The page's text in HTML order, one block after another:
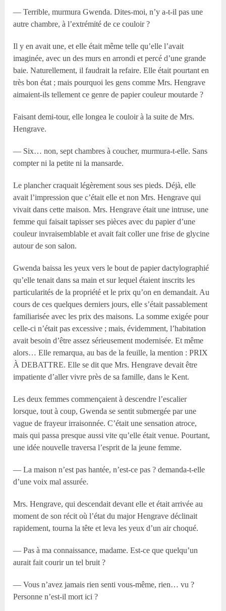
— Terrible, murmura Gwenda. Dites-moi, n’y a-t-il pas une
autre chambre, à l’extrémité de ce couloir ?
Il y en avait une, et elle était même telle qu’elle l’avait
imaginée, avec un des murs en arrondi et percé d’une grande
baie. Naturellement, il faudrait la refaire. Elle était pourtant en
très bon état ; mais pourquoi les gens comme Mrs. Hengrave
aimaient-ils tellement ce genre de papier couleur moutarde ?
Faisant demi-tour, elle longea le couloir à la suite de Mrs.
Hengrave.
— Six… non, sept chambres à coucher, murmura-t-elle. Sans
compter ni la petite ni la mansarde.
Le plancher craquait légèrement sous ses pieds. Déjà, elle
avait l’impression que c’était elle et non Mrs. Hengrave qui
vivait dans cette maison. Mrs. Hengrave était une intruse, une
femme qui faisait tapisser ses pièces avec du papier d’une
couleur invraisemblable et avait fait coller une frise de glycine
autour de son salon.
Gwenda baissa les yeux vers le bout de papier dactylographié
qu’elle tenait dans sa main et sur lequel étaient inscrits les
particularités de la propriété et le prix qu’on en demandait. Au
cours de ces quelques derniers jours, elle s’était passablement
familiarisée avec les prix des maisons. La somme exigée pour
celle-ci n’était pas excessive ; mais, évidemment, l’habitation
avait besoin d’être assez sérieusement modernisée. Et même
alors… Elle remarqua, au bas de la feuille, la mention : PRIX
À DEBATTRE. Elle se dit que Mrs. Hengrave devait être
impatiente d’aller vivre près de sa famille, dans le Kent.
Les deux femmes commençaient à descendre l’escalier
lorsque, tout à coup, Gwenda se sentit submergée par une
vague de frayeur irraisonnée. C’était une sensation atroce,
mais qui passa presque aussi vite qu’elle était venue. Pourtant,
une idée nouvelle traversa l’esprit de la jeune femme.
— La maison n’est pas hantée, n’est-ce pas ? demanda-t-elle
d’une voix mal assurée.
Mrs. Hengrave, qui descendait devant elle et était arrivée au
moment de son récit où l’état du major Hengrave déclinait
rapidement, tourna la tête et leva les yeux d’un air choqué.
— Pas à ma connaissance, madame. Est-ce que quelqu’un
aurait fait courir un tel bruit ?
— Vous n’avez jamais rien senti vous-même, rien… vu ?
Personne n’est-il mort ici ?